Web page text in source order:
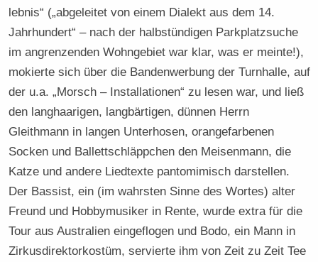
lebnis“ („abgeleitet von einem Dialekt aus dem 14.
Jahrhundert“ – nach der halbstündigen Parkplatzsuche
im angrenzenden Wohngebiet war klar, was er meinte!),
mokierte sich über die Bandenwerbung der Turnhalle, auf
der u.a. „Morsch – Installationen“ zu lesen war, und ließ
den langhaarigen, langbärtigen, dünnen Herrn
Gleithmann in langen Unterhosen, orangefarbenen
Socken und Ballettschläppchen den Meisenmann, die
Katze und andere Liedtexte pantomimisch darstellen.
Der Bassist, ein (im wahrsten Sinne des Wortes) alter
Freund und Hobbymusiker in Rente, wurde extra für die
Tour aus Australien eingeflogen und Bodo, ein Mann in
Zirkusdirektorkostüm, servierte ihm von Zeit zu Zeit Tee